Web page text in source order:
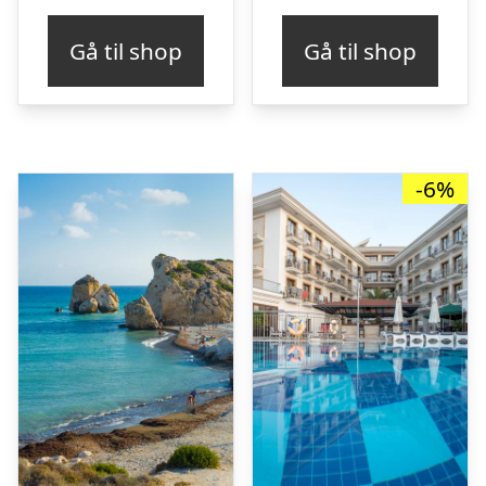
var:
kr. 3.623,87.kr. 3.553,00.
Gå til shop Gå til shop
-6%